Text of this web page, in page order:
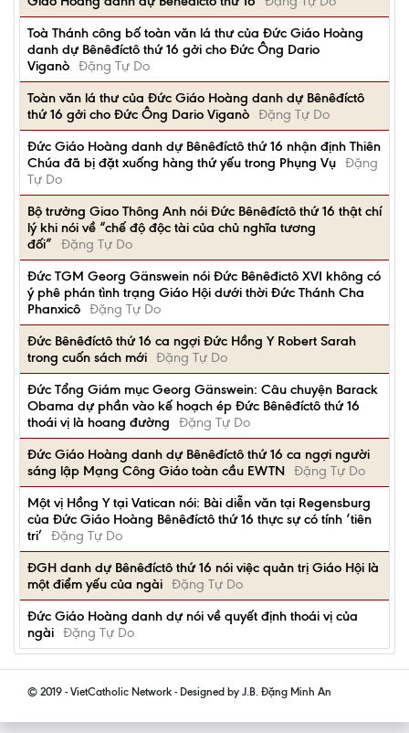
Toà Thánh công bố toàn văn lá thư của Đức Giáo Hoàng
danh dự Bênêđíctô thứ 16 gởi cho Đức Ông Dario
Viganò Đặng Tự Do
Toàn văn lá thư của Đức Giáo Hoàng danh dự Bênêđíctô
thứ 16 gởi cho Đức Ông Dario Viganò Đặng Tự Do
Đức Giáo Hoàng danh dự Bênêđíctô thứ 16 nhận định Thiên
Chúa đã bị đặt xuống hàng thứ yếu trong Phụng Vụ Đặng
Tự Do
Bộ trưởng Giao Thông Anh nói Đức Bênêđíctô thứ 16 thật chí
lý khi nói về “chế độ độc tài của chủ nghĩa tương
đối”
Đặng Tự Do
Ðức TGM Georg Gänswein nói Đức Bênêđictô XVI không có
ý phê phán tình trạng Giáo Hội dưới thời Đức Thánh Cha
Phanxicô Đặng Tự Do
Đức Bênêđíctô thứ 16 ca ngợi Đức Hồng Y Robert Sarah
trong cuốn sách mới Đặng Tự Do
Đức Tổng Giám mục Georg Gänswein: Câu chuyện Barack
Obama dự phần vào kế hoạch ép Đức Bênêđíctô thứ 16
thoái vị là hoang đường
Đặng Tự Do
Đức Giáo Hoàng danh dự Bênêđíctô thứ 16 ca ngợi người
sáng lập Mạng Công Giáo toàn cầu EWTN Đặng Tự Do
Một vị Hồng Y tại Vatican nói: Bài diễn văn tại Regensburg
của Đức Giáo Hoàng Bênêđíctô thứ 16 thực sự có tính ‘tiên
tri’ Đặng Tự Do
ĐGH danh dự Bênêđíctô thứ 16 nói việc quản trị Giáo Hội là
một điểm yếu của ngài Đặng Tự Do
Đức Giáo Hoàng danh dự nói về quyết định thoái vị của
ngài Đặng Tự Do
© 2019 - VietCatholic Network - Designed by J.B. Đặng Minh An